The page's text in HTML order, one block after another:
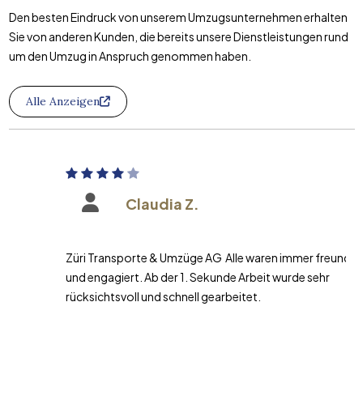
Den besten Eindruck von unserem Umzugsunternehmen erhalten
Sie von anderen Kunden, die bereits unsere Dienstleistungen rund
um den Umzug in Anspruch genommen haben.
Alle Anzeigen
Claudia Z.
Züri Transporte & Umzüge AG Alle waren immer freundlich
und engagiert. Ab der 1. Sekunde Arbeit wurde sehr
rücksichtsvoll und schnell gearbeitet.